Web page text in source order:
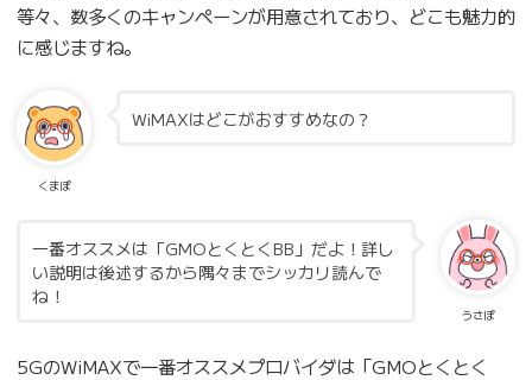
等々、数多くのキャンペーンが用意されており、どこも魅力的
に感じますね。
くまぽ
WiMAXはどこがおすすめなの？
うさぽ
一番オススメは「GMOとくとくBB」だよ！詳し
い説明は後述するから隅々までシッカリ読んで
ね！
5GのWiMAXで一番オススメプロバイダは「GMOとくとく